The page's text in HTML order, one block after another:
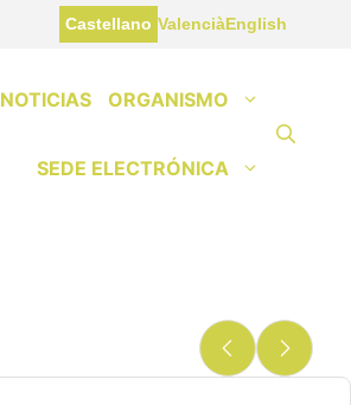
Castellano ValenciàEnglish
NOTICIAS ORGANISMO
SEDE ELECTRÓNICA